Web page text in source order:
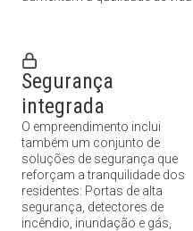
Segurança
integrada
O empreendimento inclui
também um conjunto de
soluções de segurança que
reforçam a tranquilidade dos
residentes: Portas de alta
segurança, detectores de
incêndio, inundação e gás,